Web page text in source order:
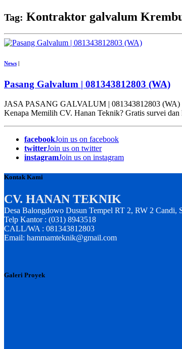
Tag: Kontraktor galvalum
News
Pasang Galvalum | 081343812803 (WA)
JASA PASANG GALVALUM | 081343812803 (WA)
Kenapa Memilih CV. Hanan Teknik? Gratis survei dan
facebookJoin us on facebook
twitterJoin us on twitter
instagramJoin us on instagram
Kontak Kami
CV. HANAN TEKNIK
Desa Balongdowo Dusun Tempel RT 2, RW 2 Candi,
Telp Kantor : (031) 8943518
CALL/WA : 081343812803
Email: hammamteknik@gmail.com
Galeri Proyek